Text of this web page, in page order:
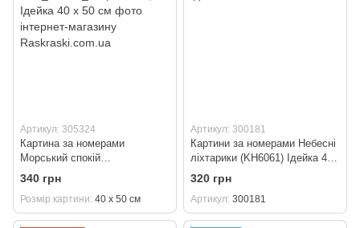
Артикул: 305324
Картина за номерами
Морський спокій
©art_selena_ua (KH6660)
Ідейка 40 х 50 см
340 грн
Розмір картини 40 х 50 см
Артикул: 300181
Картини за номерами Небесні
ліхтарики (KH6061) Ідейка 40
х 40 см
320 грн
Артикул 300181